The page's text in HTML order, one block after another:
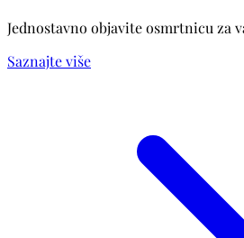
Jednostavno objavite osmrtnicu za
Saznajte više